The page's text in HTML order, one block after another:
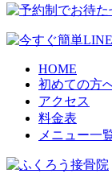
HOME
初めての方
アクセス
料金表
メニュー一